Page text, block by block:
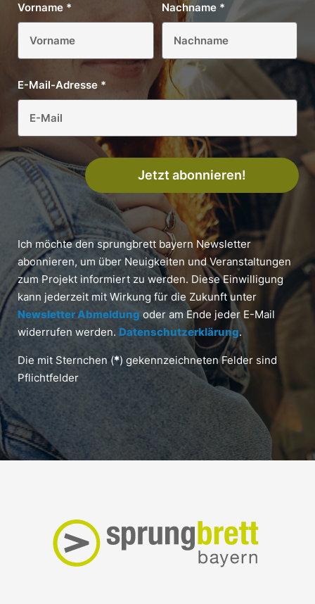
Vorname * Nachname *
E-Mail-Adresse *
Jetzt abonnieren!
Ich möchte den sprungbrett bayern Newsletter
abonnieren, um über Neuigkeiten und Veranstaltungen
zum Projekt informiert zu werden. Diese Einwilligung
kann jederzeit mit Wirkung für die Zukunft unter
Newsletter Abmeldung oder am Ende jeder E-Mail
widerrufen werden. Datenschutzerklärung.
Die mit Sternchen (*) gekennzeichneten Felder sind
Pflichtfelder